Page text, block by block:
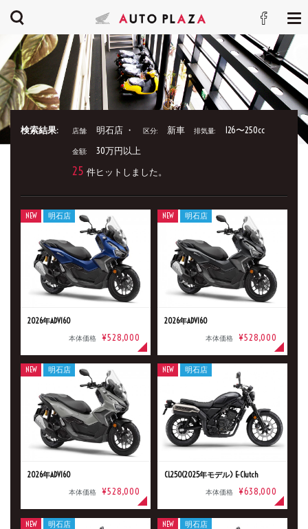
検索結果: 店舗: 明石店 ・ 区分: 新車 排気量: 126〜250cc
金額: 30万円以上
25 件ヒットしました。
2026年ADV160
本体価格 ¥528,000
NEW 明石店
2026年ADV160
本体価格 ¥528,000
NEW 明石店
2026年ADV160
本体価格 ¥528,000
NEW 明石店
CL250(2025年モデル) E-Clutch
本体価格 ¥638,000
NEW 明石店
NEW 明石店 NEW 明石店